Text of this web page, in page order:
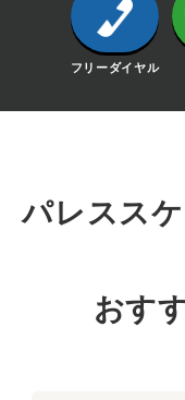
フリーダイヤル
パレスス
おす